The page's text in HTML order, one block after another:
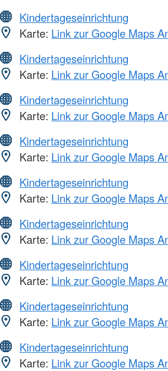
Kindertageseinrichtung
Karte: Link zur Google Maps
Kindertageseinrichtung
Karte: Link zur Google Maps
Kindertageseinrichtung
Karte: Link zur Google Maps
Kindertageseinrichtung
Karte: Link zur Google Maps
Kindertageseinrichtung
Karte: Link zur Google Maps
Kindertageseinrichtung
Karte: Link zur Google Maps
Kindertageseinrichtung
Karte: Link zur Google Maps
Kindertageseinrichtung
Karte: Link zur Google Maps
Kindertageseinrichtung
Karte: Link zur Google Maps